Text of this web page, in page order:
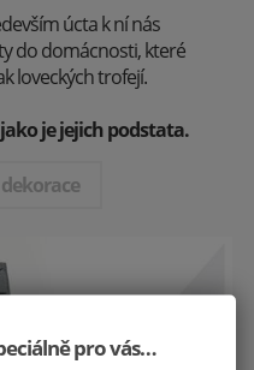
úcta k ní nás
do domácnosti, které
loveckých trofejí.
je jejich podstata.
pro vás…